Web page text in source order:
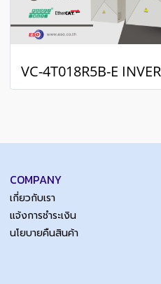
COMPANY
เกี่ยวกับเรา
แจ้งการชำระเงิน
นโยบายคืนสินค้า